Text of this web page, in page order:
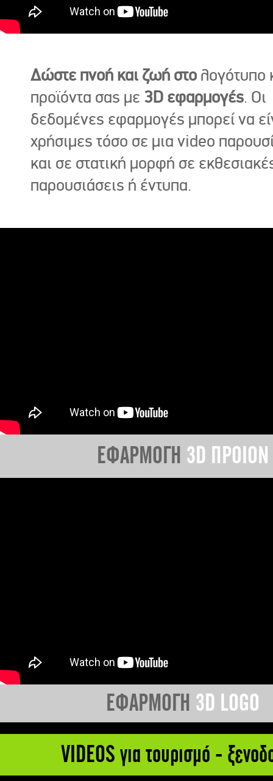
Δώστε πνοή και ζωή στο λογότυπο
προϊόντα σας με 3D εφαρμογές. Οι
δεδομένες εφαρμογές μπορεί να
χρήσιμες τόσο σε μια video
και σε στατική μορφή σε
παρουσιάσεις ή έντυπα.
ΕΦΑΡΜΟΓΗ 3D ΠΡΟΙΟΝ
ΕΦΑΡΜΟΓΗ 3D LOGO
VIDEOS για τουρισμό -